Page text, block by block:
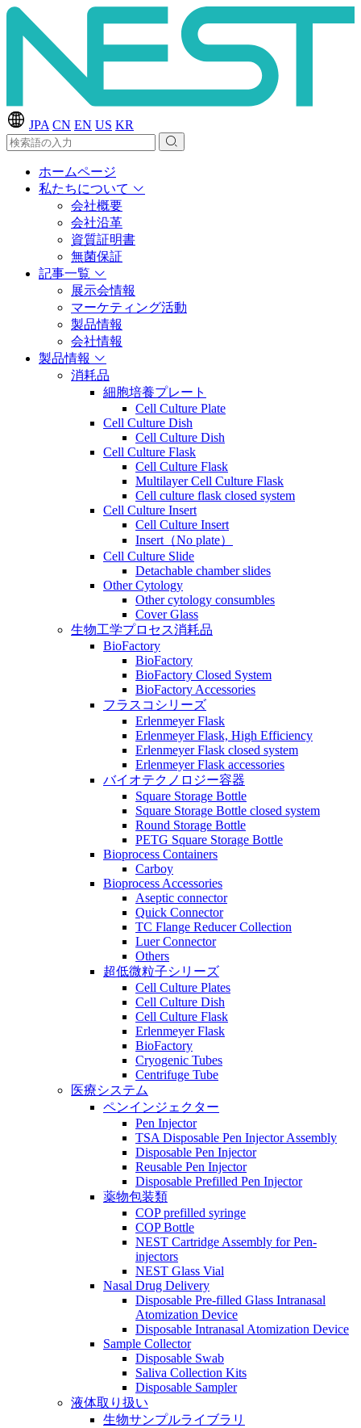
JPA CN EN US KR
ホームページ
私たちについて
会社概要
会社沿革
資質証明書
無菌保証
記事一覧
展示会情報
マーケティング活動
製品情報
会社情報
製品情報
消耗品
細胞培養プレート
Cell Culture Plate
Cell Culture Dish
Cell Culture Dish
Cell Culture Flask
Cell Culture Flask
Multilayer Cell Culture Flask
Cell culture flask closed system
Cell Culture Insert
Cell Culture Insert
Insert（No plate）
Cell Culture Slide
Detachable chamber slides
Other Cytology
Other cytology consumbles
Cover Glass
生物工学プロセス消耗品
BioFactory
BioFactory
BioFactory Closed System
BioFactory Accessories
フラスコシリーズ
Erlenmeyer Flask
Erlenmeyer Flask, High Efficiency
Erlenmeyer Flask closed system
Erlenmeyer Flask accessories
バイオテクノロジー容器
Square Storage Bottle
Square Storage Bottle closed system
Round Storage Bottle
PETG Square Storage Bottle
Bioprocess Containers
Carboy
Bioprocess Accessories
Aseptic connector
Quick Connector
TC Flange Reducer Collection
Luer Connector
Others
超低微粒子シリーズ
Cell Culture Plates
Cell Culture Dish
Cell Culture Flask
Erlenmeyer Flask
BioFactory
Cryogenic Tubes
Centrifuge Tube
医療システム
ペンインジェクター
Pen Injector
TSA Disposable Pen Injector Assembly
Disposable Pen Injector
Reusable Pen Injector
Disposable Prefilled Pen Injector
薬物包装類
COP prefilled syringe
COP Bottle
NEST Cartridge Assembly for Pen-
injectors
NEST Glass Vial
Nasal Drug Delivery
Disposable Pre-filled Glass Intranasal
Atomization Device
Disposable Intranasal Atomization Device
Sample Collector
Disposable Swab
Saliva Collection Kits
Disposable Sampler
液体取り扱い
生物サンプルライブラリ